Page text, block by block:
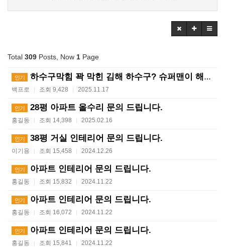
Total 309 Posts, Now 1 Page
인기 하수구막힘 꽉 막힌 김해 하수구? 슈퍼맨이 해결사! ?…
백프로 | 조회 9,428 | 2025.11.17
인기 28평 아파트 올수리 문의 드립니다.
홍길동 | 조회 14,398 | 2025.02.16
인기 38평 거실 인테리어 문의 드립니다.
이기용 | 조회 15,458 | 2024.12.26
인기 아파트 인테리어 문의 드립니다.
홍길동 | 조회 15,832 | 2024.11.22
인기 아파트 인테리어 문의 드립니다.
홍길동 | 조회 16,072 | 2024.11.22
인기 아파트 인테리어 문의 드립니다.
홍길동 | 조회 15,841 | 2024.11.22